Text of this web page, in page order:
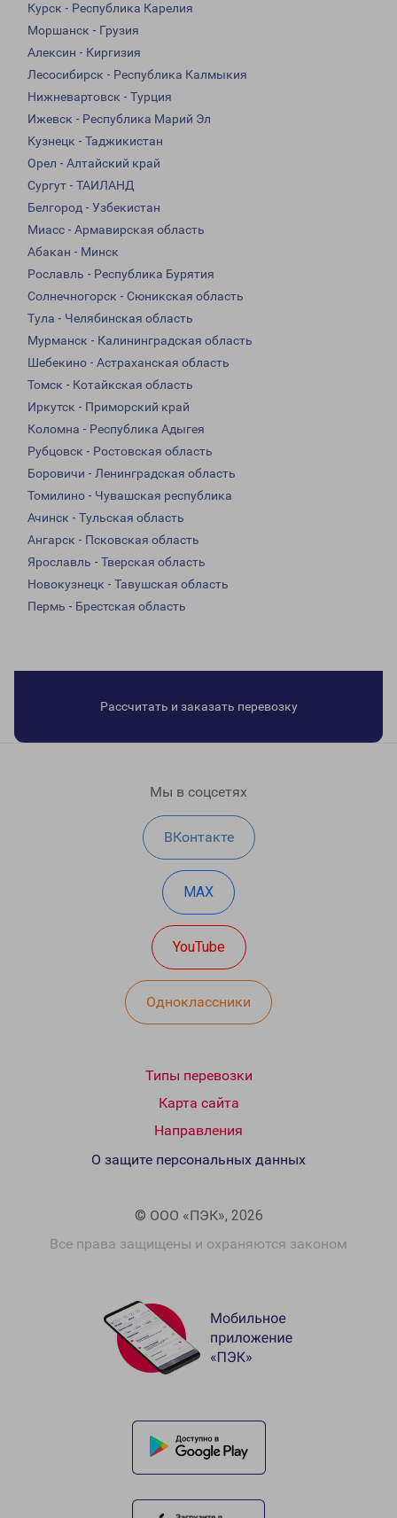
Курск - Республика Карелия
Моршанск - Грузия
Алексин - Киргизия
Лесосибирск - Республика Калмыкия
Нижневартовск - Турция
Ижевск - Республика Марий Эл
Кузнецк - Таджикистан
Орел - Алтайский край
Сургут - ТАИЛАНД
Белгород - Узбекистан
Миасс - Армавирская область
Абакан - Минск
Рославль - Республика Бурятия
Солнечногорск - Сюникская область
Тула - Челябинская область
Мурманск - Калининградская область
Шебекино - Астраханская область
Томск - Котайкская область
Иркутск - Приморский край
Коломна - Республика Адыгея
Рубцовск - Ростовская область
Боровичи - Ленинградская область
Томилино - Чувашская республика
Ачинск - Тульская область
Ангарск - Псковская область
Ярославль - Тверская область
Новокузнецк - Тавушская область
Пермь - Брестская область
Рассчитать и заказать перевозку
Мы в соцсетях
ВКонтакте
MAX
YouTube
Одноклассники
Типы перевозки
Карта сайта
Направления
© ООО «ПЭК», 2026
Все права защищены и охраняются законом
О защите персональных данных